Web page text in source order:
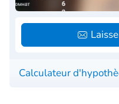
Calculateur